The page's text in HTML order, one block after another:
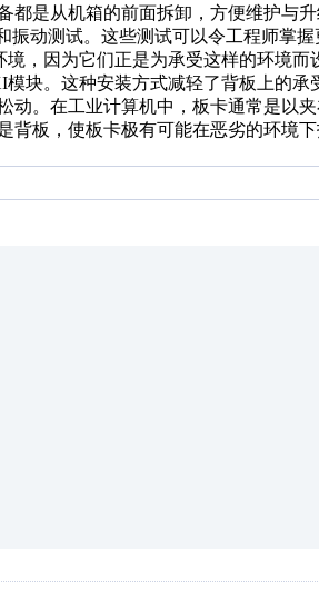
都是从机箱的前面拆卸，方便维护与
动测试。这些测试可以令工程师掌握
，因为它们正是为承受这样的环境而
块。这种安装方式减轻了背板上的承
动。在工业计算机中，板卡通常是以
背板，使板卡极有可能在恶劣的环境